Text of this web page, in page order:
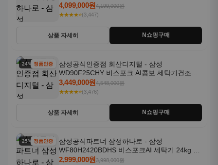
18kg 자동문열림 1등급
4,099,000원4,199,000원
★★★★⭐(3,447)
상품 자세히 N쇼핑구매
24% 할인정품인증
삼성공식인증점 회산디지털 - 삼성
WD90F25CHY 비스포크 AI콤보 세탁기건조기
일체형 25kg+18kg 1등급
3,449,000원4,548,000원
★★★★⭐(3,476)
상품 자세히 N쇼핑구매
25% 할인정품인증
삼성공식파트너 삼성하나로 - 삼성
WF80H2420BDHS 비스포크AI 세탁기 24kg 건
조기 20kg 세제자동투입
2,999,000원3,998,000원